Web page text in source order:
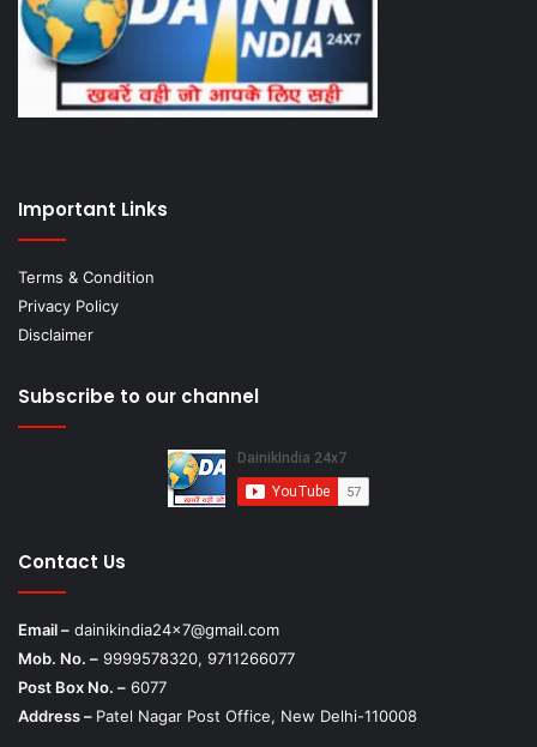
Important Links
Terms & Condition
Privacy Policy
Disclaimer
Subscribe to our channel
Contact Us
Email – dainikindia24x7@gmail.com
Mob. No. – 9999578320, 9711266077
Post Box No. – 6077
Address – Patel Nagar Post Office, New Delhi-110008